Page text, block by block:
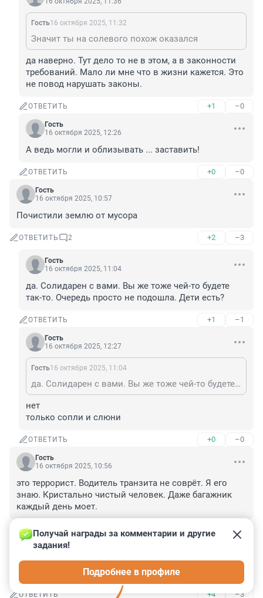
Гость16 октября 2025, 11:32
Значит ты на солевого похож оказался
да наверно. Тут дело то не в этом, а в законности
требований. Мало ли мне что в жизни кажется. Это
не повод нарушать законы.
ОТВЕТИТЬ +1 –0
Гость
16 октября 2025, 12:26
А ведь могли и облизывать ... заставить!
ОТВЕТИТЬ +0 –0
Гость
16 октября 2025, 10:57
Почистили землю от мусора
ОТВЕТИТЬ 2 +2 –3
Гость
16 октября 2025, 11:04
да. Солидарен с вами. Вы же тоже чей-то будете
так-то. Очередь просто не подошла. Дети есть?
ОТВЕТИТЬ +1 –1
Гость
16 октября 2025, 12:27
Гость16 октября 2025, 11:04
да. Солидарен с вами. Вы же тоже чей-то будете так-то. Очередь просто не подошла. Дети есть?
нет
только сопли и слюни
ОТВЕТИТЬ +0 –0
Гость
16 октября 2025, 10:56
это террорист. Водитель транзита не соврёт. Я его
знаю. Кристально чистый человек. Даже багажник
каждый день моет.
ОТВЕТИТЬ –1
Гость
Пьяный полз домой?
ОТВЕТИТЬ +4 –3
Получай награды за комментарии и другие
задания!
Подробнее в профиле